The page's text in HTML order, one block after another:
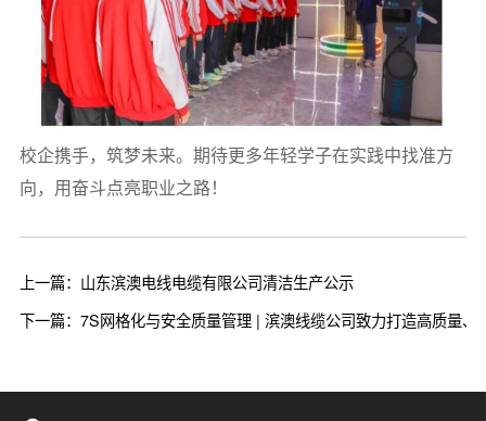
校企携手，筑梦未来。期待更多年轻学子在实践中找准方
向，用奋斗点亮职业之路！
上一篇：山东滨澳电线电缆有限公司清洁生产公示
下一篇：7S网格化与安全质量管理 | 滨澳线缆公司致力打造高质量